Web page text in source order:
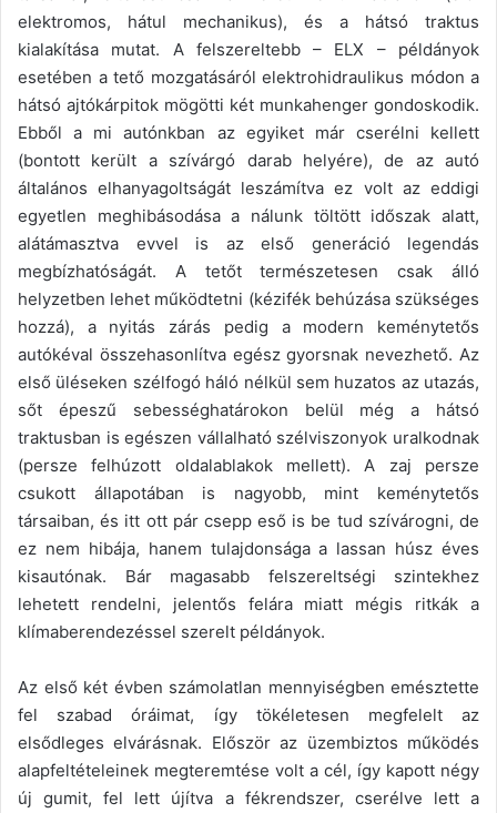
elektromos, hátul mechanikus), és a hátsó traktus
kialakítása mutat. A felszereltebb – ELX – példányok
esetében a tető mozgatásáról elektrohidraulikus módon a
hátsó ajtókárpitok mögötti két munkahenger gondoskodik.
Ebből a mi autónkban az egyiket már cserélni kellett
(bontott került a szívárgó darab helyére), de az autó
általános elhanyagoltságát leszámítva ez volt az eddigi
egyetlen meghibásodása a nálunk töltött időszak alatt,
alátámasztva evvel is az első generáció legendás
megbízhatóságát. A tetőt természetesen csak álló
helyzetben lehet működtetni (kézifék behúzása szükséges
hozzá), a nyitás zárás pedig a modern keménytetős
autókéval összehasonlítva egész gyorsnak nevezhető. Az
első üléseken szélfogó háló nélkül sem huzatos az utazás,
sőt épeszű sebességhatárokon belül még a hátsó
traktusban is egészen vállalható szélviszonyok uralkodnak
(persze felhúzott oldalablakok mellett). A zaj persze
csukott állapotában is nagyobb, mint keménytetős
társaiban, és itt ott pár csepp eső is be tud szívárogni, de
ez nem hibája, hanem tulajdonsága a lassan húsz éves
kisautónak. Bár magasabb felszereltségi szintekhez
lehetett rendelni, jelentős felára miatt mégis ritkák a
klímaberendezéssel szerelt példányok.
Az első két évben számolatlan mennyiségben emésztette
fel szabad óráimat, így tökéletesen megfelelt az
elsődleges elvárásnak. Először az üzembiztos működés
alapfeltételeinek megteremtése volt a cél, így kapott négy
új gumit, fel lett újítva a fékrendszer, cserélve lett a